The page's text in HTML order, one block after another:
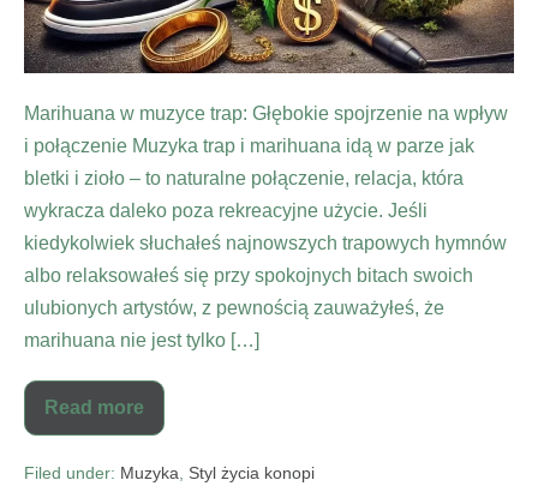
Marihuana w muzyce trap: Głębokie spojrzenie na wpływ
i połączenie Muzyka trap i marihuana idą w parze jak
bletki i zioło – to naturalne połączenie, relacja, która
wykracza daleko poza rekreacyjne użycie. Jeśli
kiedykolwiek słuchałeś najnowszych trapowych hymnów
albo relaksowałeś się przy spokojnych bitach swoich
ulubionych artystów, z pewnością zauważyłeś, że
marihuana nie jest tylko […]
Read more
Filed under: Muzyka Styl życia konopi